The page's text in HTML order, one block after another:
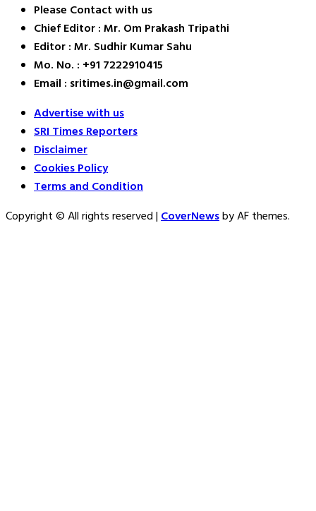
Please Contact with us
Chief Editor : Mr. Om Prakash Tripathi
Editor : Mr. Sudhir Kumar Sahu
Mo. No. : +91 7222910415
Email : sritimes.in@gmail.com
Advertise with us
SRI Times Reporters
Disclaimer
Cookies Policy
Terms and Condition
Copyright © All rights reserved|CoverNewsby AF themes.